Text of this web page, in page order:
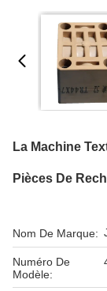
La Machine
Pièces De
Nom De Marque:
Numéro De
Modèle: